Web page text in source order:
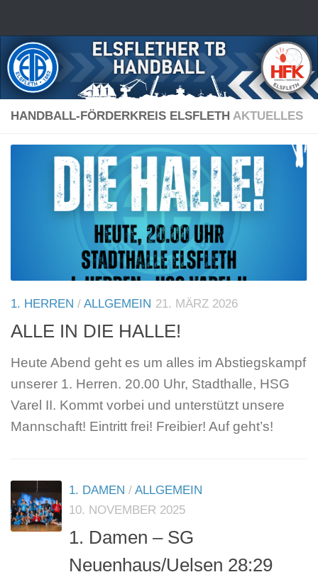
HANDBALL-FÖRDERKREIS ELSFLETH AKTUELLES
1. HERREN / ALLGEMEIN 21. MÄRZ 2026
ALLE IN DIE HALLE!
Heute Abend geht es um alles im Abstiegskampf
unserer 1. Herren. 20.00 Uhr, Stadthalle, HSG
Varel II. Kommt vorbei und unterstützt unsere
Mannschaft! Eintritt frei! Freibier! Auf geht’s!
1. DAMEN / ALLGEMEIN
10. NOVEMBER 2025
1. Damen – SG
Neuenhaus/Uelsen 28:29